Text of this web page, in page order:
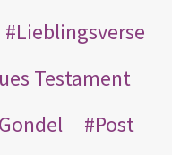
Lieblingsverse
Testament
Gondel
Post